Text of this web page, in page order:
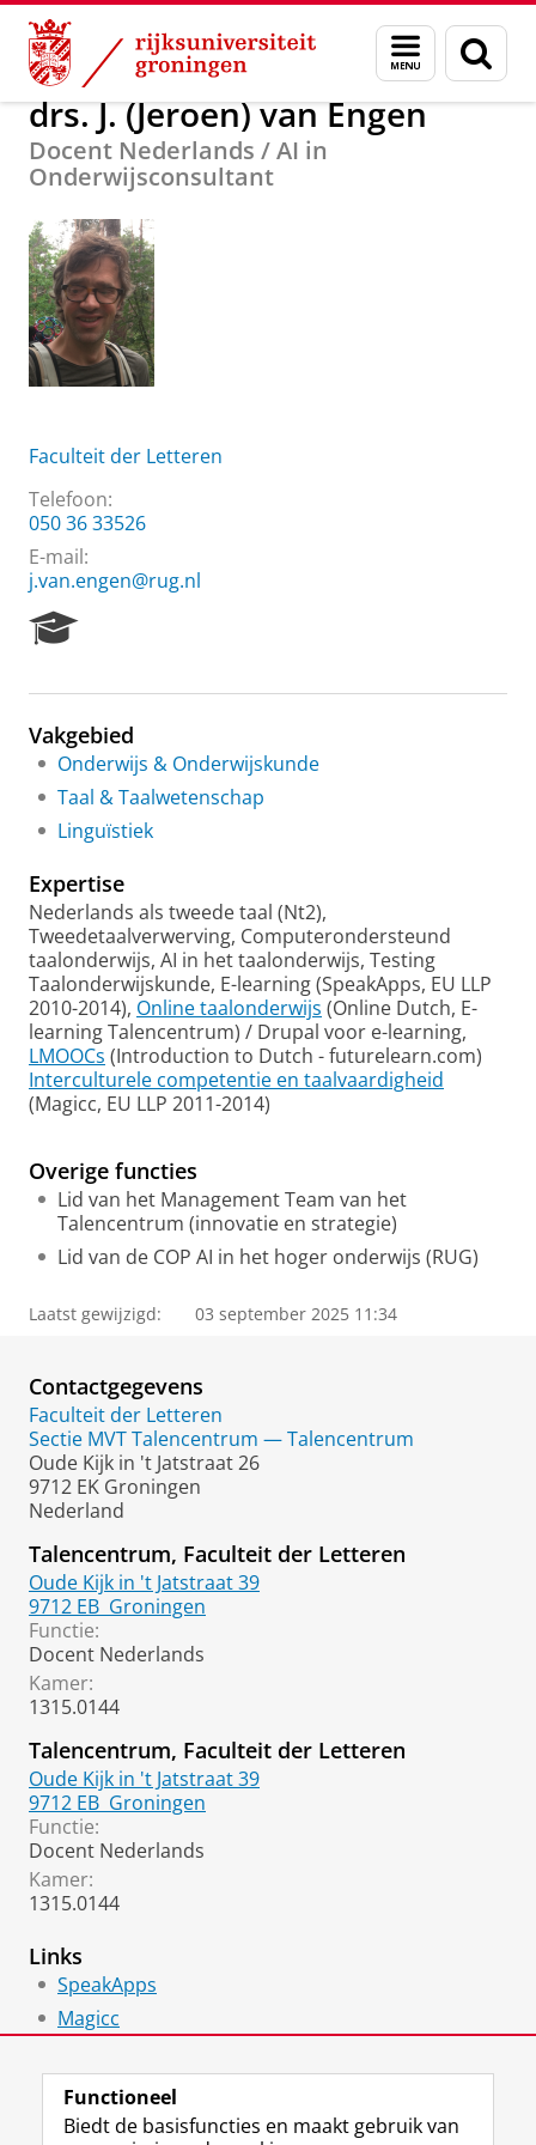
Skip
Content
Skip
Navigation
Menu
en
zoeken
Over ons drs. J. (Jeroen) van Engen
drs. J. (Jeroen) van Engen
Docent Nederlands / AI in
Onderwijsconsultant
Faculteit der Letteren
Telefoon:
050 36 33526
E-mail:
j.van.engen@rug.nl
e
r
c
h
o
t
a
l
Vakgebied
Onderwijs & Onderwijskunde
Taal & Taalwetenschap
Linguïstiek
Expertise
Nederlands als tweede taal (Nt2),
Tweedetaalverwerving, Computerondersteund
taalonderwijs, AI in het taalonderwijs, Testing
Taalonderwijskunde, E-learning (SpeakApps, EU LLP
2010-2014), Online taalonderwijs (Online Dutch, E-
learning Talencentrum) / Drupal voor e-learning,
LMOOCs (Introduction to Dutch - futurelearn.com)
Interculturele competentie en taalvaardigheid
(Magicc, EU LLP 2011-2014)
Overige functies
Lid van het Management Team van het
Talencentrum (innovatie en strategie)
Lid van de COP AI in het hoger onderwijs (RUG)
Laatst gewijzigd: 03 september 2025 11:34
Contactgegevens
Faculteit der Letteren
Sectie MVT Talencentrum — Talencentrum
Oude Kijk in 't Jatstraat 26
9712 EK Groningen
Nederland
Talencentrum, Faculteit der Letteren
Oude Kijk in 't Jatstraat 39
9712 EB Groningen
Functie:
Docent Nederlands
Kamer:
1315.0144
Talencentrum, Faculteit der Letteren
Oude Kijk in 't Jatstraat 39
9712 EB Groningen
Functie:
Docent Nederlands
Kamer:
1315.0144
Links
SpeakApps
Magicc
Functioneel
Biedt de basisfuncties en maakt gebruik van